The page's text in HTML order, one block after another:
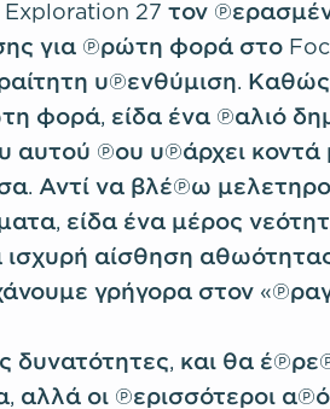
27 τον
για πρώτη φορά στο
υπενθύμιση.
φορά, είδα ένα παλιό
αυτού που υπάρχει κοντά
Αντί να βλέπω
είδα ένα μέρος
ισχυρή αίσθηση
γρήγορα στον
δυνατότητες, και θα
αλλά οι περισσότεροι